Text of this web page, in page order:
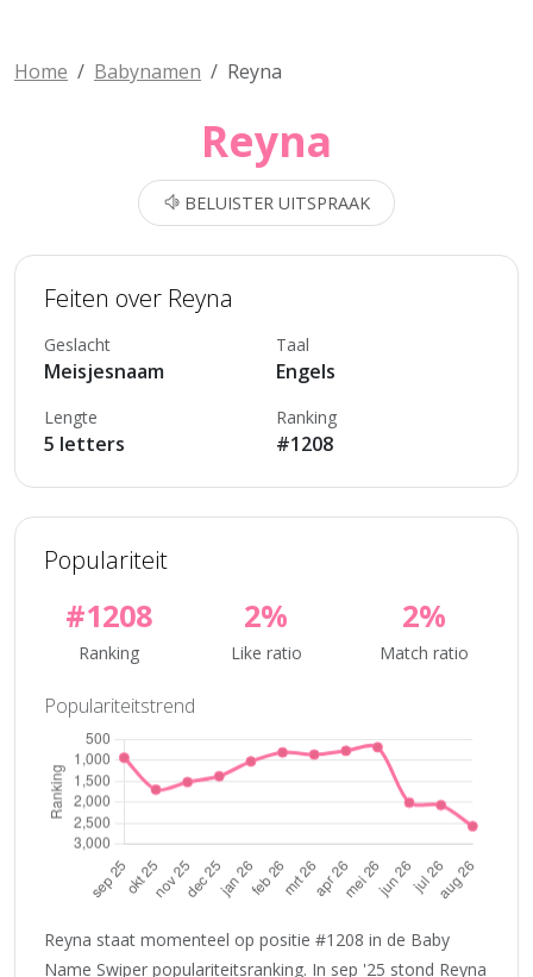
Home Babynamen Reyna
Reyna
BELUISTER UITSPRAAK
Feiten over Reyna
Geslacht
Meisjesnaam
Taal
Engels
Lengte
5 letters
Ranking
#1208
Populariteit
#1208
Ranking
2%
Like ratio
2%
Match ratio
Populariteitstrend
Reyna staat momenteel op positie #1208 in de Baby
Name Swiper populariteitsranking. In sep '25 stond Reyna